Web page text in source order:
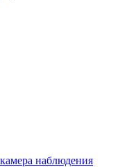
наблюдения